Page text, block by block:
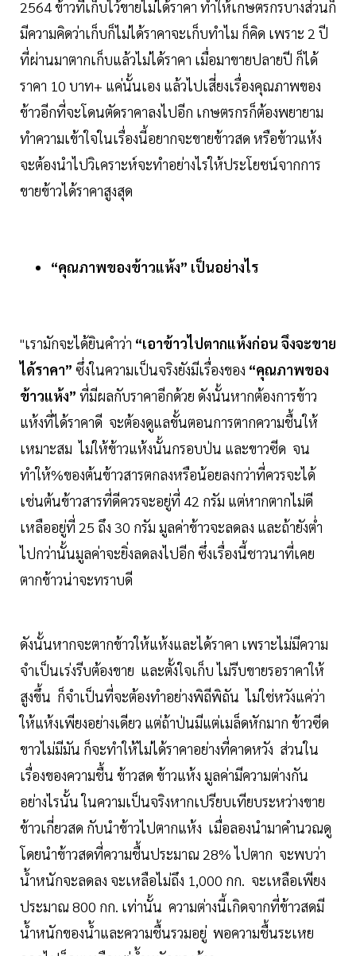
2564 ข้าวที่เก็บไว้ขายไม่ได้ราคา ทำให้เกษตรกรบางส่วนก็
มีความคิดว่าเก็บก็ไม่ได้ราคาจะเก็บทำไม ก็คิด เพราะ 2 ปี
ที่ผ่านมาตากเก็บแล้วไม่ได้ราคา เมื่อมาขายปลายปี ก็ได้
ราคา 10 บาท+ แค่นั้นเอง แล้วไปเสี่ยงเรื่องคุณภาพของ
ข้าวอีกที่จะโดนตัดราคาลงไปอีก เกษตรกรก็ต้องพยายาม
ทำความเข้าใจในเรื่องนี้อยากจะขายข้าวสด หรือข้าวแห้ง
จะต้องนำไปวิเคราะห์จะทำอย่างไรให้ประโยชน์จากการ
ขายข้าวได้ราคาสูงสุด
“คุณภาพของข้าวแห้ง” เป็นอย่างไร
"เรามักจะได้ยินคำว่า “เอาข้าวไปตากแห้งก่อน จึงจะขาย
ได้ราคา” ซึ่งในความเป็นจริงยังมีเรื่องของ “คุณภาพของ
ข้าวแห้ง” ที่มีผลกับราคาอีกด้วย ดังนั้นหากต้องการข้าว
แห้งที่ได้ราคาดี จะต้องดูแลขั้นตอนการตากความชื้นให้
เหมาะสม ไม่ให้ข้าวแห้งนั้นกรอบป่น และขาวซีด จน
ทำให้%ของต้นข้าวสารตกลงหรือน้อยลงกว่าที่ควรจะได้
เช่นต้นข้าวสารที่ดีควรจะอยู่ที่ 42 กรัม แต่หากตากไม่ดี
เหลืออยู่ที่ 25 ถึง 30 กรัม มูลค่าข้าวจะลดลง และถ้ายังต่ำ
ไปกว่านั้นมูลค่าจะยิ่งลดลงไปอีก ซึ่งเรื่องนี้ชาวนาที่เคย
ตากข้าวน่าจะทราบดี
ดังนั้นหากจะตากข้าวให้แห้งและได้ราคา เพราะไม่มีความ
จำเป็นเร่งรีบต้องขาย และตั้งใจเก็บ ไม่รีบขายรอราคาให้
สูงขึ้น ก็จำเป็นที่จะต้องทำอย่างพิถีพิถัน ไม่ใช่หวังแค่ว่า
ให้แห้งเพียงอย่างเดียว แต่ถ้าป่นมีแต่เมล็ดหักมาก ข้าวซีด
ขาวไม่มีมัน ก็จะทำให้ไม่ได้ราคาอย่างที่คาดหวัง ส่วนใน
เรื่องของความชื้น ข้าวสด ข้าวแห้ง มูลค่ามีความต่างกัน
อย่างไรนั้น ในความเป็นจริงหากเปรียบเทียบระหว่างขาย
ข้าวเกี่ยวสด กับนำข้าวไปตากแห้ง เมื่อลองนำมาคำนวณดู
โดยนำข้าวสดที่ความชื้นประมาณ 28% ไปตาก จะพบว่า
น้ำหนักจะลดลง จะเหลือไม่ถึง 1,000 กก. จะเหลือเพียง
ประมาณ 800 กก. เท่านั้น ความต่างนี้เกิดจากที่ข้าวสดมี
น้ำหนักของน้ำและความชื้นรวมอยู่ พอความชื้นระเหย